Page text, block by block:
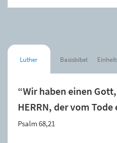
Luther Basisbibel
“Wir haben einen
HERRN, der vom
Psalm 68,21